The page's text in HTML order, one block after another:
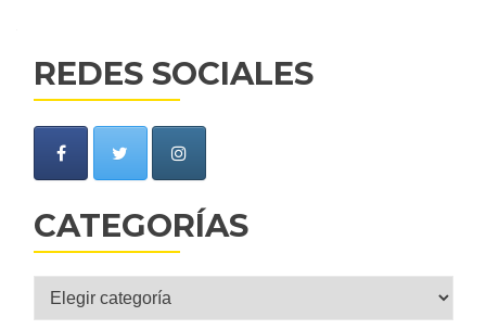
REDES SOCIALES
CATEGORÍAS
Categorías